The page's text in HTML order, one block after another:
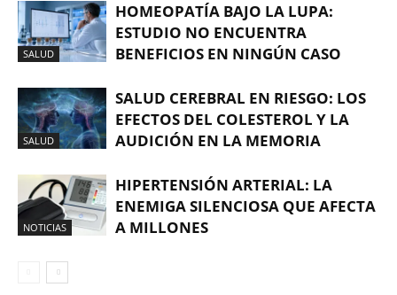
SALUD
HOMEOPATÍA BAJO LA LUPA:
ESTUDIO NO ENCUENTRA
BENEFICIOS EN NINGÚN CASO
SALUD
SALUD CEREBRAL EN RIESGO: LOS
EFECTOS DEL COLESTEROL Y LA
AUDICIÓN EN LA MEMORIA
NOTICIAS
HIPERTENSIÓN ARTERIAL: LA
ENEMIGA SILENCIOSA QUE AFECTA
A MILLONES